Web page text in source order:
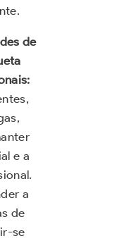
de
e a
a
de
se